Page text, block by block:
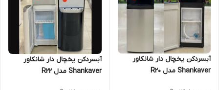
آبسردکن یخچال دار شانکاور
Shankaver مدل R20
آبسردکن یخچال دار شانکاور
Shankaver مدل R22